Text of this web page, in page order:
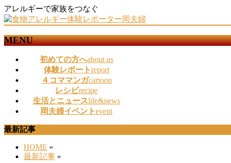
アレルギーで家族をつなぐ
MENU
す
初めての方へabout us
体験レポートreport
４コママンガcartoon
レシピrecipe
生活とニュースlife&news
岡夫婦イベントevent
最新記事
HOME »
最新記事 »